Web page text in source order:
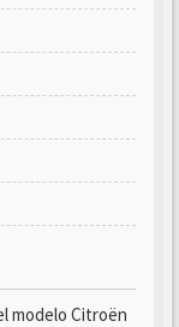
modelo Citroën